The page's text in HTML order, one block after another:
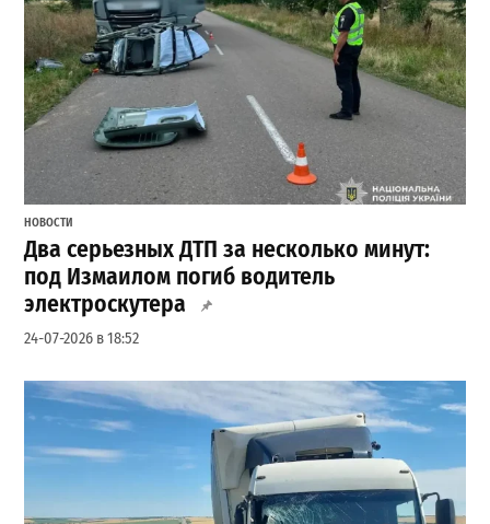
НОВОСТИ
Два серьезных ДТП за несколько минут:
под Измаилом погиб водитель
электроскутера
24-07-2026 в 18:52